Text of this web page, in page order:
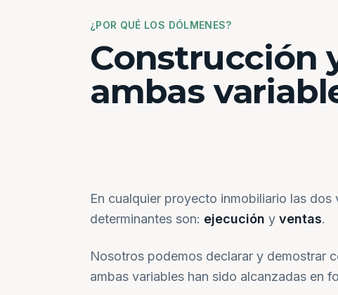
¿POR QUÉ LOS DÓLMENES?
Construcción
ambas
En cualquier proyecto inmobiliario las dos
determinantes son: ejecución y ventas.
Nosotros podemos declarar y demostrar
ambas variables han sido alcanzadas en